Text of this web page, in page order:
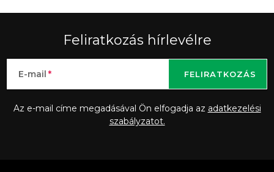
Feliratkozás hírlevélre
E-mail
Az e-mail címe megadásával Ön elfogadja az adatkezelési
szabályzatot.
FELIRATKOZÁS